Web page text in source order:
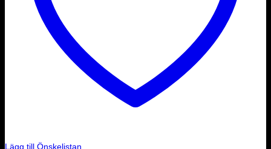
Lägg till Önskelistan